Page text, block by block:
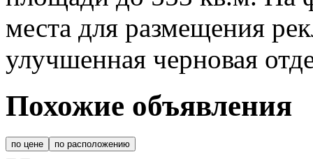
места для размещения
улучшенная черновая
Похожие объявления
по цене по расположению